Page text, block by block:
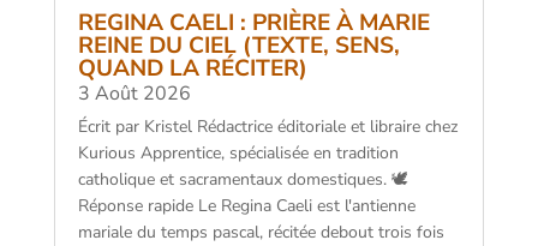
REGINA CAELI : PRIÈRE À MARIE
REINE DU CIEL (TEXTE, SENS,
QUAND LA RÉCITER)
3 Août 2026
Écrit par Kristel Rédactrice éditoriale et libraire chez
Kurious Apprentice, spécialisée en tradition
catholique et sacramentaux domestiques. 🕊️
Réponse rapide Le Regina Caeli est l'antienne
mariale du temps pascal, récitée debout trois fois